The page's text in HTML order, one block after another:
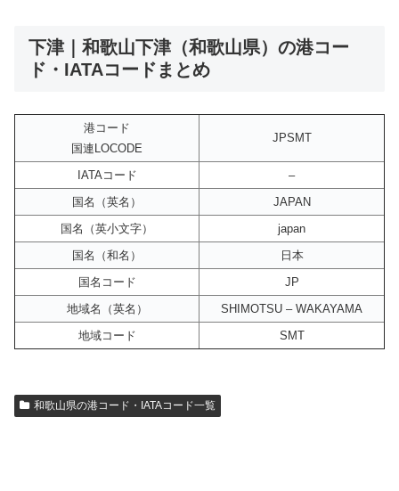
下津｜和歌山下津（和歌山県）の港コー
ド・IATAコードまとめ
港コード
国連LOCODE
JPSMT
IATAコード
–
国名（英名）
JAPAN
国名（英小文字）
japan
国名（和名）
日本
国名コード
JP
地域名（英名）
SHIMOTSU – WAKAYAMA
地域コード
SMT
和歌山県の港コード・IATAコード一覧